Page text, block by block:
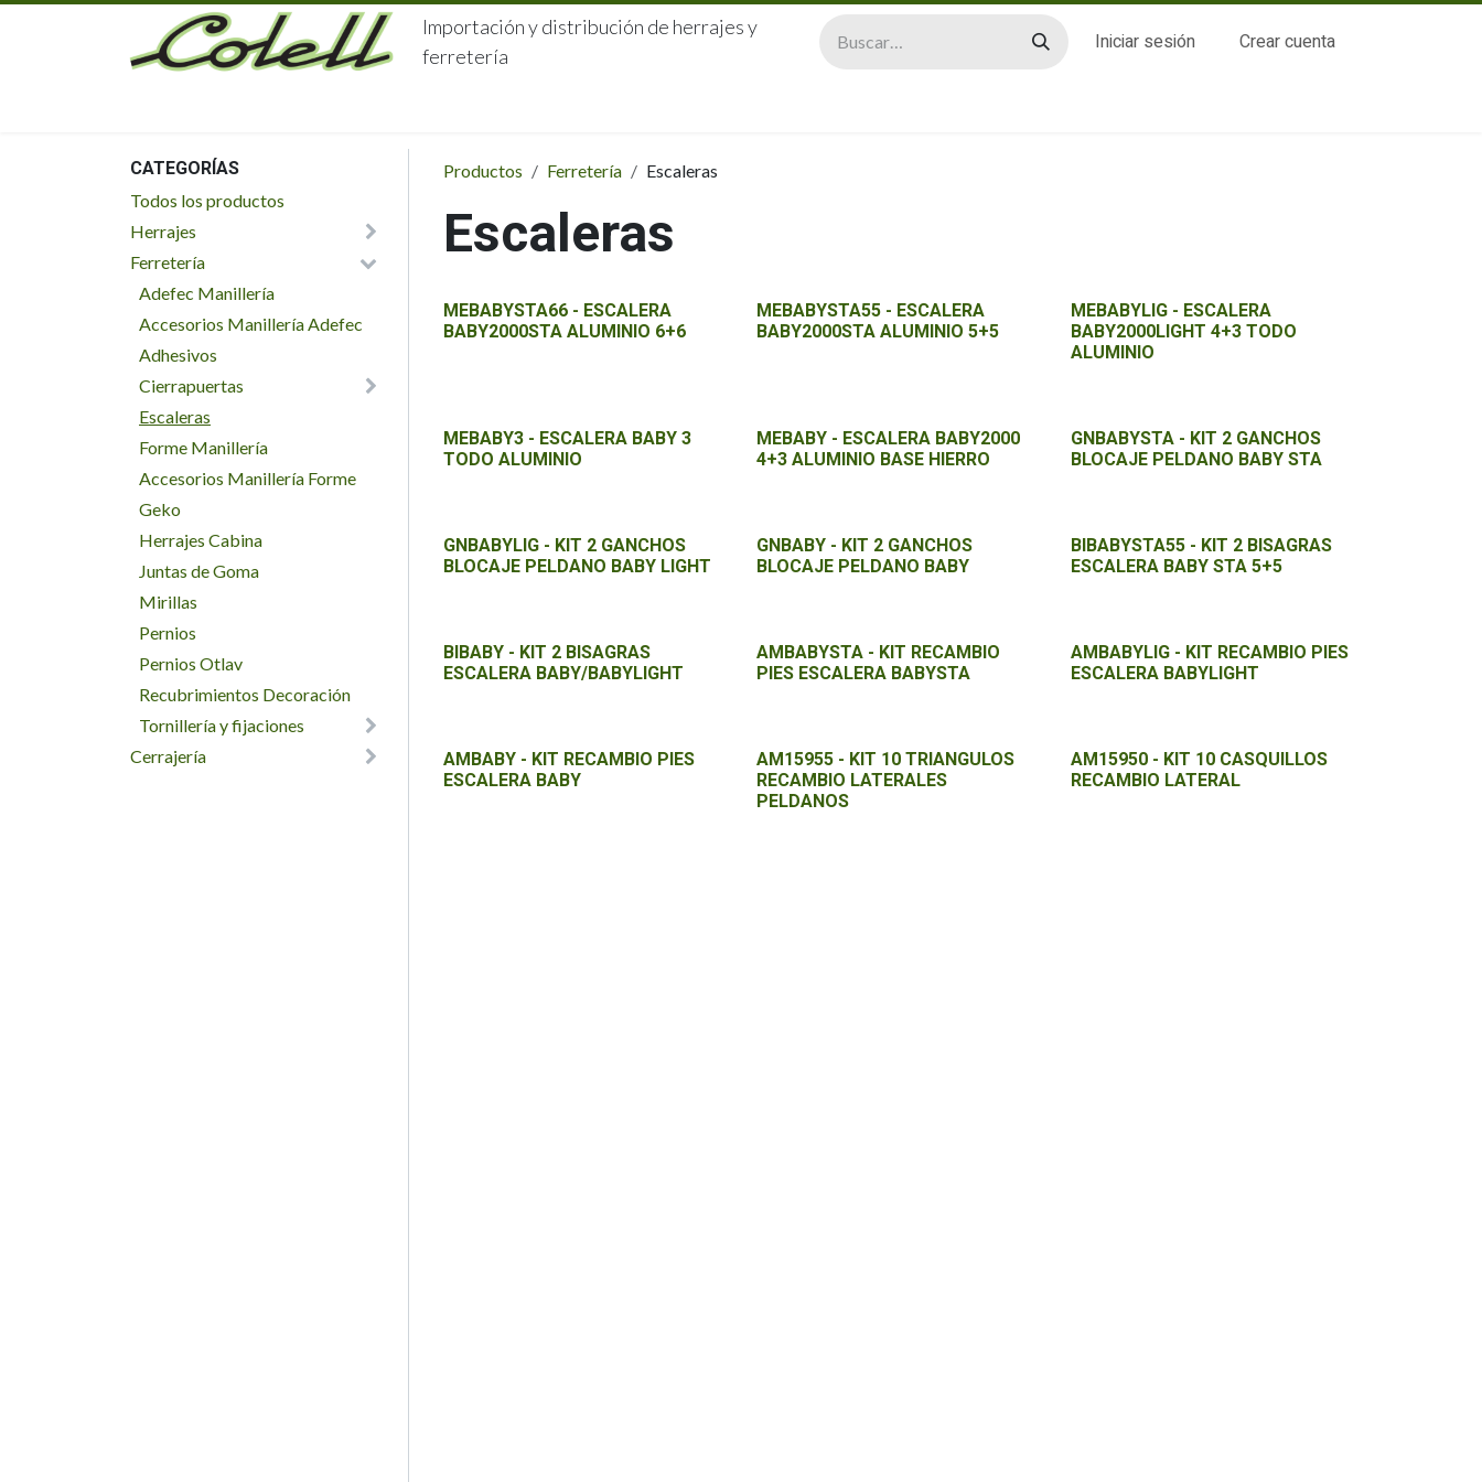
Ir al contenido
Importación y distribución de herrajes y
ferretería
Iniciar sesión Crear cuenta
CATEGORÍAS
Todos los productos
Herrajes
Ferretería
Adefec Manillería
Accesorios Manillería Adefec
Adhesivos
Cierrapuertas
Escaleras
Forme Manillería
Accesorios Manillería Forme
Geko
Herrajes Cabina
Juntas de Goma
Mirillas
Pernios
Pernios Otlav
Recubrimientos Decoración
Tornillería y fijaciones
Cerrajería
Productos Ferretería Escaleras
Escaleras
MEBABYSTA66 - ESCALERA
BABY2000STA ALUMINIO 6+6
MEBABYSTA55 - ESCALERA
BABY2000STA ALUMINIO 5+5
MEBABYLIG - ESCALERA
BABY2000LIGHT 4+3 TODO
ALUMINIO
MEBABY3 - ESCALERA BABY 3
TODO ALUMINIO
MEBABY - ESCALERA BABY2000
4+3 ALUMINIO BASE HIERRO
GNBABYSTA - KIT 2 GANCHOS
BLOCAJE PELDANO BABY STA
GNBABYLIG - KIT 2 GANCHOS
BLOCAJE PELDANO BABY LIGHT
GNBABY - KIT 2 GANCHOS
BLOCAJE PELDANO BABY
BIBABYSTA55 - KIT 2 BISAGRAS
ESCALERA BABY STA 5+5
BIBABY - KIT 2 BISAGRAS
ESCALERA BABY/BABYLIGHT
AMBABYSTA - KIT RECAMBIO
PIES ESCALERA BABYSTA
AMBABYLIG - KIT RECAMBIO PIES
ESCALERA BABYLIGHT
AMBABY - KIT RECAMBIO PIES
ESCALERA BABY
AM15955 - KIT 10 TRIANGULOS
RECAMBIO LATERALES
PELDANOS
AM15950 - KIT 10 CASQUILLOS
RECAMBIO LATERAL